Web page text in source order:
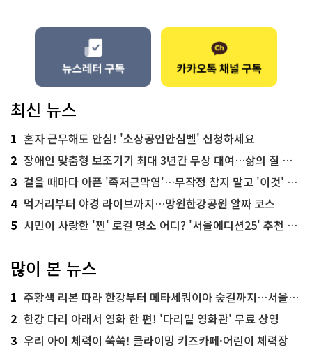
최신 뉴스
1 혼자 근무해도 안심! '소상공인안심벨' 신청하세요
2 장애인 맞춤형 보조기기 최대 3년간 무상 대여…삶의 질 높인다
3 걸을 때마다 아픈 '족저근막염'…무작정 참지 말고 '이것' 해보세요!
4 먹거리부터 야경 라이브까지…망원한강공원 알짜 코스
5 시민이 사랑한 '찐' 로컬 명소 어디? '서울에디션25' 추천 코스
많이 본 뉴스
1 주황색 리본 따라 한강부터 메타세쿼이아 숲길까지…서울둘레길 15코스
2 한강 다리 아래서 영화 한 편! '다리밑 영화관' 무료 상영
3 우리 아이 체력이 쑥쑥! 클라이밍 키즈카페·어린이 체력장